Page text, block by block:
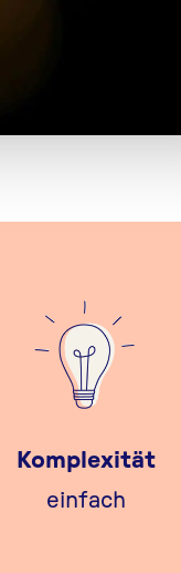
Komplexität
einfach